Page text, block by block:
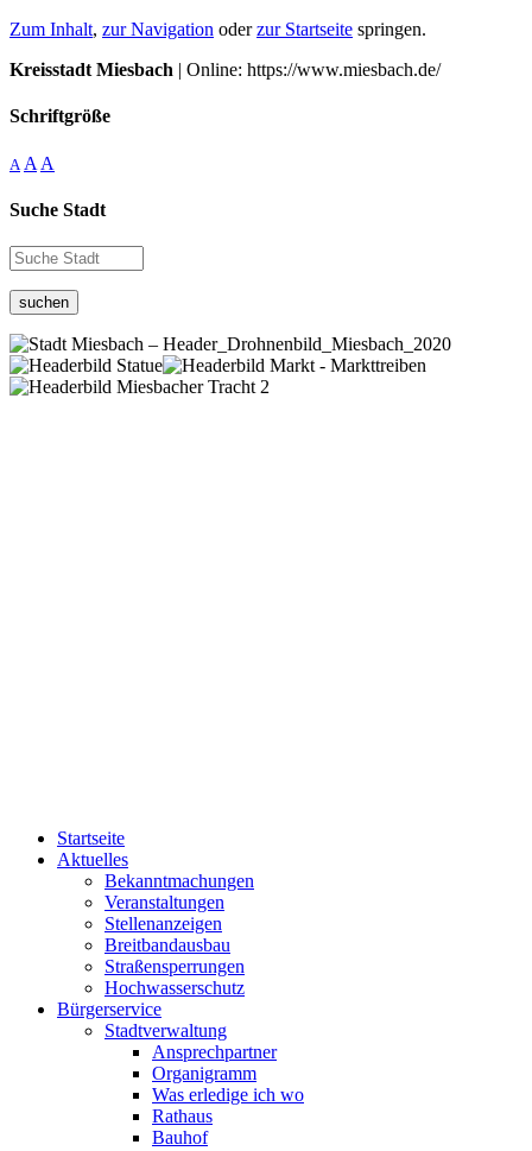
Zum Inhalt, zur Navigation oderzur Startseite springen.
Kreisstadt Miesbach | Online: https://www.miesbach.de/
Schriftgröße
A A A
Suche Stadt
suchen
Startseite
Aktuelles
Bekanntmachungen
Veranstaltungen
Stellenanzeigen
Breitbandausbau
Straßensperrungen
Hochwasserschutz
Bürgerservice
Stadtverwaltung
Ansprechpartner
Organigramm
Was erledige ich wo
Rathaus
Bauhof